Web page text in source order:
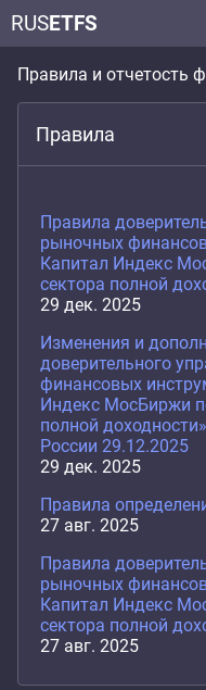
RUSETFS
Правила и отчетость
Правила
Правила
рыночных
Капитал Индекс
сектора полной
29 дек. 2025
Изменения и
доверительного
финансовых
Индекс МосБиржи
полной
России 29.12.2025
29 дек. 2025
Правила
27 авг. 2025
Правила
рыночных
Капитал Индекс
сектора полной
27 авг. 2025